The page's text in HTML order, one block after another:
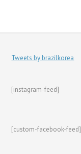
Tweets by brazilkorea
[instagram-feed]
[custom-facebook-feed]